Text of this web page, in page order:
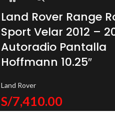
Land Rover Range
Sport Velar 2012 –
Autoradio Pantalla
Hoffmann 10.25″
Land Rover
S/7,410.00